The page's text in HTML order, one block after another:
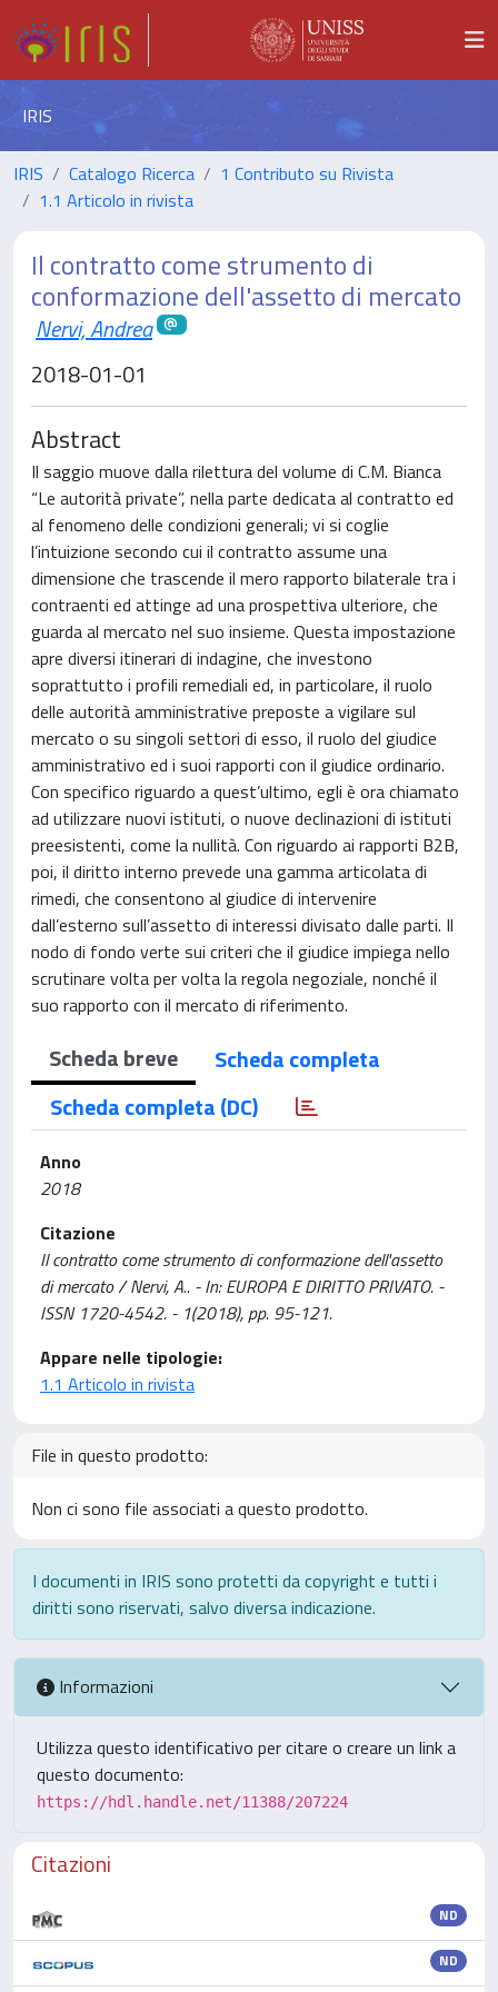
IRIS
IRIS Catalogo Ricerca
1 Contributo su Rivista
1.1 Articolo in rivista
Il contratto come strumento di
conformazione dell'assetto di mercato
Nervi, Andrea
2018-01-01
Abstract
Il saggio muove dalla rilettura del volume di C.M. Bianca
“Le autorità private”, nella parte dedicata al contratto ed
al fenomeno delle condizioni generali; vi si coglie
l’intuizione secondo cui il contratto assume una
dimensione che trascende il mero rapporto bilaterale tra i
contraenti ed attinge ad una prospettiva ulteriore, che
guarda al mercato nel suo insieme. Questa impostazione
apre diversi itinerari di indagine, che investono
soprattutto i profili remediali ed, in particolare, il ruolo
delle autorità amministrative preposte a vigilare sul
mercato o su singoli settori di esso, il ruolo del giudice
amministrativo ed i suoi rapporti con il giudice ordinario.
Con specifico riguardo a quest’ultimo, egli è ora chiamato
ad utilizzare nuovi istituti, o nuove declinazioni di istituti
preesistenti, come la nullità. Con riguardo ai rapporti B2B,
poi, il diritto interno prevede una gamma articolata di
rimedi, che consentono al giudice di intervenire
dall’esterno sull’assetto di interessi divisato dalle parti. Il
nodo di fondo verte sui criteri che il giudice impiega nello
scrutinare volta per volta la regola negoziale, nonché il
suo rapporto con il mercato di riferimento.
Scheda breve
Scheda completa
Scheda completa (DC)
Anno
2018
Citazione
Il contratto come strumento di conformazione dell'assetto
di mercato / Nervi, A.. - In: EUROPA E DIRITTO PRIVATO. -
ISSN 1720-4542. - 1(2018), pp. 95-121.
Appare nelle tipologie:
1.1 Articolo in rivista
File in questo prodotto:
Non ci sono file associati a questo prodotto.
I documenti in IRIS sono protetti da copyright e tutti i
diritti sono riservati, salvo diversa indicazione.
Informazioni
Utilizza questo identificativo per citare o creare un link a
questo documento:
https://hdl.handle.net/11388/207224
Citazioni
ND
ND